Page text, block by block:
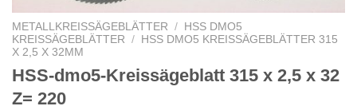
METALLKREISSÄGEBLÄTTER / HSS DMO5
KREISSÄGEBLÄTTER
/ HSS DMO5 KREISSÄGEBLÄTTER 315
X 2,5 X 32MM
HSS-dmo5-Kreissägeblatt 315 x 2,5 x 32
Z= 220